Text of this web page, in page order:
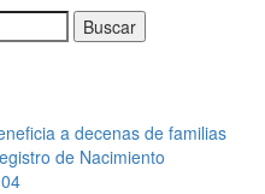
a decenas de familias
de Nacimiento